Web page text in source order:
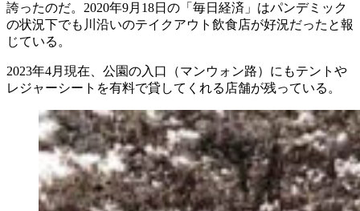
誇ったのだ。2020年9月18日の「毎日経済」はパンデミック
の状況下でも川沿いのテイクアウト飲食店が好況だったと報
じている。
2023年4月現在、公園の入口（マンウォン路）にもテントや
レジャーシートを有料で貸してくれる店舗が残っている。